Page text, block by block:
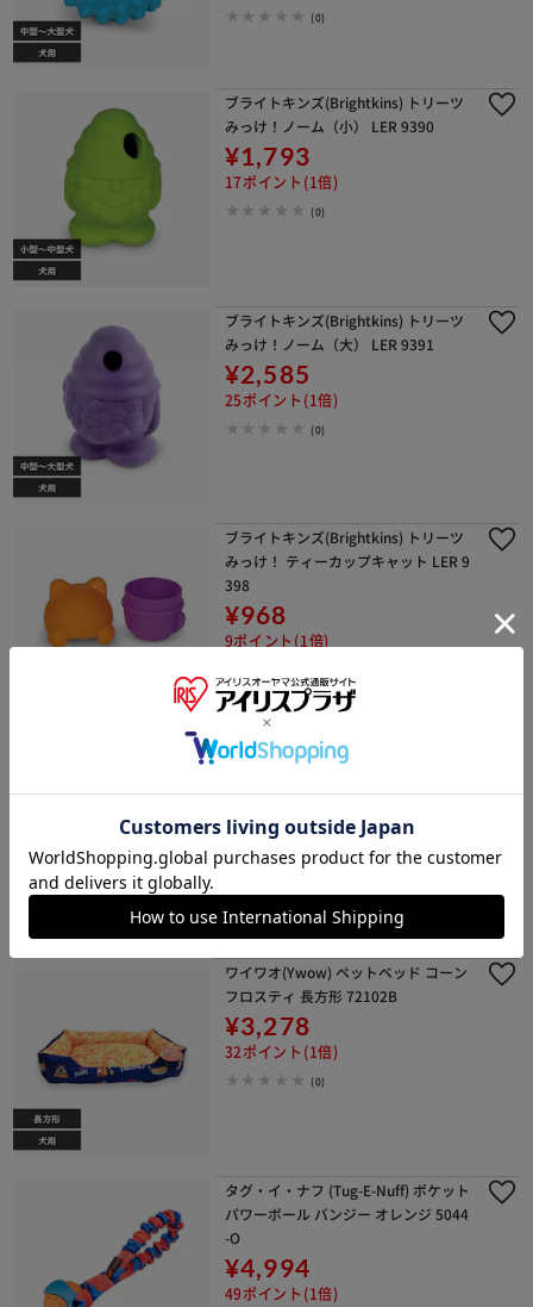
(0)
ブライトキンズ(Brightkins) トリーツ
みっけ！ノーム（小） LER 9390
¥1,793
17ポイント(1倍)
(0)
ブライトキンズ(Brightkins) トリーツ
みっけ！ノーム（大） LER 9391
¥2,585
25ポイント(1倍)
(0)
ブライトキンズ(Brightkins) トリーツ
みっけ！ ティーカップキャット LER 9
398
¥968
9ポイント(1倍)
ワイワオ(Ywow) ペットベッド アイシ
32ポイント(1倍)
(0)
ワイワオ(Ywow) ペットベッド コーン
フロスティ 長方形 72102B
¥3,278
32ポイント(1倍)
(0)
タグ・イ・ナフ (Tug-E-Nuff) ポケット
パワーボール バンジー オレンジ 5044
-O
¥4,994
49ポイント(1倍)